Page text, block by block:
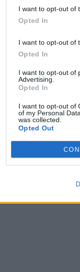
I want to opt-out of
Opted In
I want to opt-out of
Opted In
I want to opt-out of
Advertising.
Opted In
I want to opt-out of
of my Personal
was collected.
Opted Out